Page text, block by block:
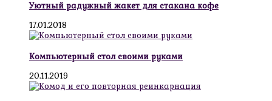
Уютный радужный жакет для стакана кофе
17.01.2018
Компьютерный стол своими руками
20.11.2019